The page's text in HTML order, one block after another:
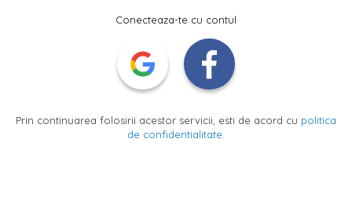
Conecteaza-te cu contul
Prin continuarea folosirii acestor servicii, esti de acord cu politica
de confidentialitate